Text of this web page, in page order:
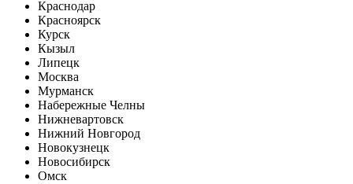
Краснодар
Красноярск
Курск
Кызыл
Липецк
Москва
Мурманск
Набережные Челны
Нижневартовск
Нижний Новгород
Новокузнецк
Новосибирск
Омск